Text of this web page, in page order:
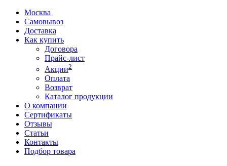
Москва
Самовывоз
Доставка
Как купить
Договора
Прайс-лист
Акции2
Оплата
Возврат
Каталог продукции
О компании
Сертификаты
Отзывы
Статьи
Контакты
Подбор товара